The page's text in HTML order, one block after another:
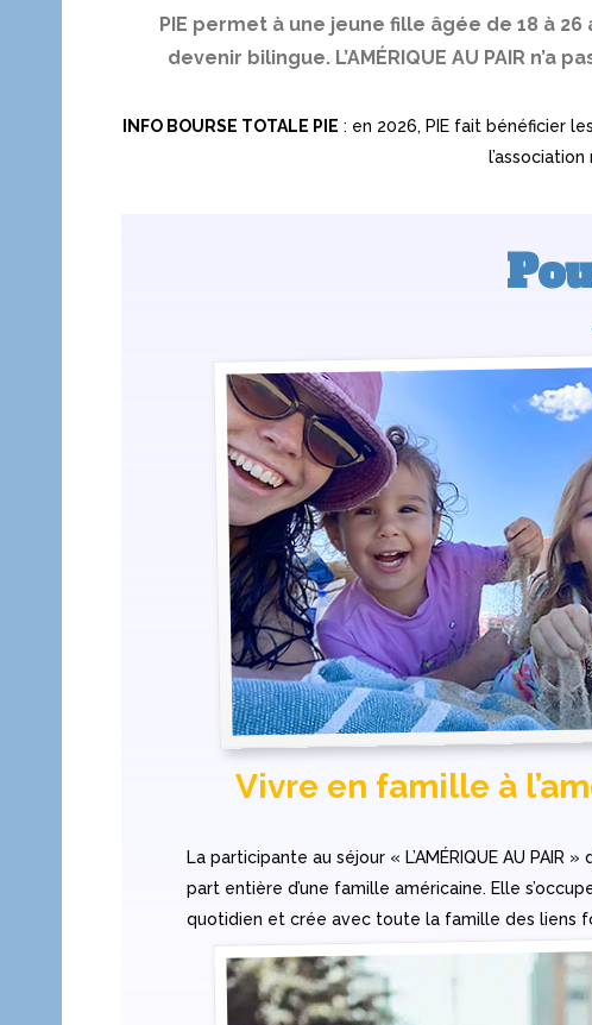
PIE permet à une jeune fille âgée de 18 à
devenir bilingue. L’AMÉRIQUE AU PAIR
INFO BOURSE TOTALE PIE : en 2026, PIE fait bénéficier
Vivre en famille à
La participante au séjour « L’AMÉRIQUE AU PAIR
part entière d’une famille américaine. Elle
quotidien et crée avec toute la famille des liens